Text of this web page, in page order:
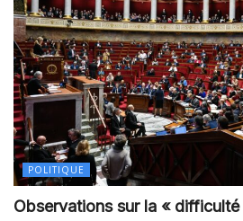
POLITIQUE
Observations sur la «